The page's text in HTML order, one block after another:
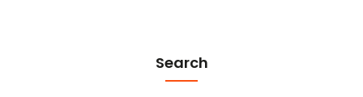
Search